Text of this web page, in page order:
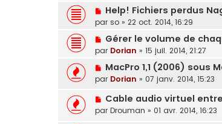
Help! Fichiers perdus
par so » 22 oct. 2014, 16:29
Gérer le volume de
par Dorian » 15 juil. 2014, 21:27
MacPro 1,1 (2006) sous
par Dorian » 07 janv. 2014, 15:23
Cable audio virtuel
par Drouman » 01 avr. 2014, 16:23